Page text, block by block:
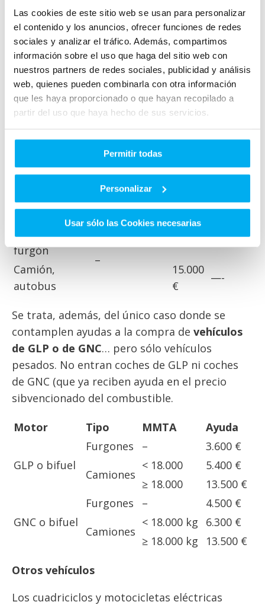
Las cookies de este sitio web se usan para personalizar
el contenido y los anuncios, ofrecer funciones de redes
sociales y analizar el tráfico. Además, compartimos
información sobre el uso que haga del sitio web con
nuestros partners de redes sociales, publicidad y análisis
web, quienes pueden combinarla con otra información
que les haya proporcionado o que hayan recopilado a
partir del uso que haya hecho de sus servicios.
Permitir todas
Personalizar
Usar sólo las Cookies necesarias
Furgonetas y vehículos comerciales
En este tipo de vehículos no hay diferencia de
la cuantía de la ayuda en función de la
tecnología que emplean, siempre que tengan
más de 30 km de autonomía eléctrica. No hay
límite de precio del vehículo y, en el caso de las
furgonetas, se incentiva el achaterramiento.
Tipo
Autonomía
(km)
Sin
Con
Furgonetas
Mini bus y
furgón
–
8.000 € —-
Camión,
autobus
15.000
€
—-
Se trata, además, del único caso donde se
contamplen ayudas a la compra de vehículos
de GLP o de GNC… pero sólo vehículos
pesados. No entran coches de GLP ni coches
de GNC (que ya reciben ayuda en el precio
sibvencionado del combustible.
Motor Tipo MMTA Ayuda
GLP o bifuel
Furgones –
3.600 €
Camiones
< 18.000
5.400 €
≥ 18.000
13.500 €
GNC o bifuel
Furgones –
4.500 €
Camiones
< 18.000 kg
6.300 €
≥ 18.000 kg
13.500 €
Otros vehículos
Los cuadriciclos y motocicletas eléctricas